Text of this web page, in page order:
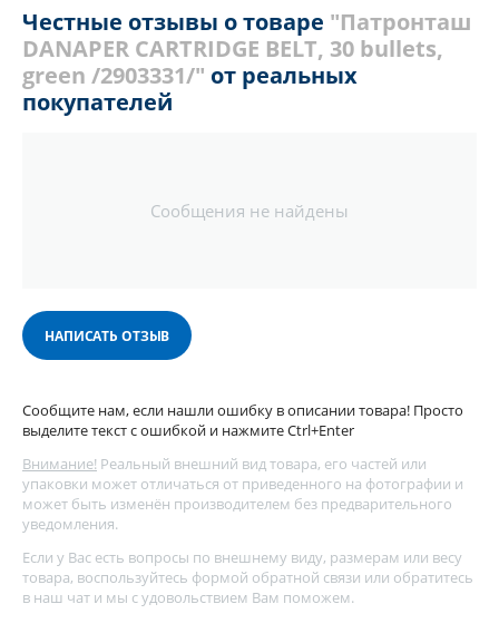
Честные отзывы о товаре "Патронташ
DANAPER CARTRIDGE BELT, 30 bullets,
green /2903331/" от реальных
покупателей
Сообщения не найдены
НАПИСАТЬ ОТЗЫВ
Сообщите нам, если нашли ошибку в описании товара! Просто
выделите текст с ошибкой и нажмите Ctrl+Enter
Внимание! Реальный внешний вид товара, его частей или
упаковки может отличаться от приведенного на фотографии и
может быть изменён производителем без предварительного
уведомления.
Если у Вас есть вопросы по внешнему виду, размерам или весу
товара, воспользуйтесь формой обратной связи или обратитесь
в наш чат и мы с удовольствием Вам поможем.